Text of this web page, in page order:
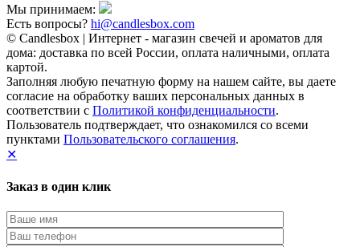
Мы принимаем:
Есть вопросы? hi@candlesbox.com
© Candlesbox | Интернет - магазин свечей и ароматов для
дома: доставка по всей России, оплата наличными, оплата
картой.
Заполняя любую печатную форму на нашем сайте, вы даете
согласие на обработку ваших персональных данных в
соответствии с Политикой конфиденциальности.
Пользователь подтверждает, что ознакомился со всеми
пунктами Пользовательского соглашения.
✕
Заказ в один клик